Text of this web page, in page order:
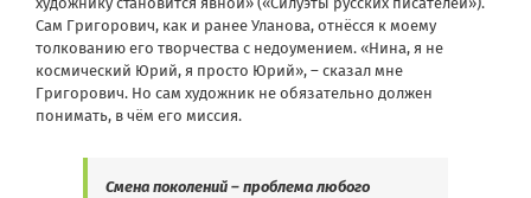
Сам Григорович, как и ранее Уланова, отнёсся к моему
толкованию его творчества с недоумением. «Нина, я не
космический Юрий, я просто Юрий», – сказал мне
Григорович. Но сам художник не обязательно должен
понимать, в чём его миссия.
Смена поколений – проблема любого